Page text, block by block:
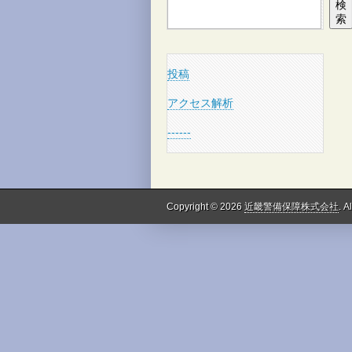
検
索
投稿
アクセス解析
------
Copyright © 2026 近畿警備保障株式会社.